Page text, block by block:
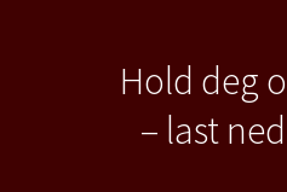
Hold deg
– last